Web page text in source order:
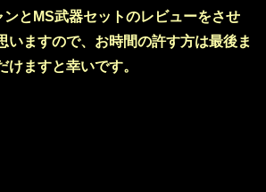
ンとMS武器セットのレビューをさせ
いますので、お時間の許す方は最後ま
ますと幸いです。